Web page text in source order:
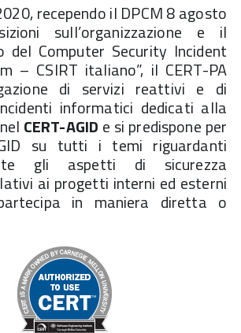
recependo il DPCM 8 agosto
sull’organizzazione e il
del Computer Security Incident
– CSIRT italiano”, il CERT-PA
di servizi reattivi e di
informatici dedicati alla
CERT-AGID e si predispone per
su tutti i temi riguardanti
gli aspetti di sicurezza
ai progetti interni ed esterni
in maniera diretta o